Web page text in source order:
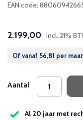
EAN code:
2.199,00 Incl. 21%
Of vanaf 56,81 per
Aantal
Al 20 jaar met